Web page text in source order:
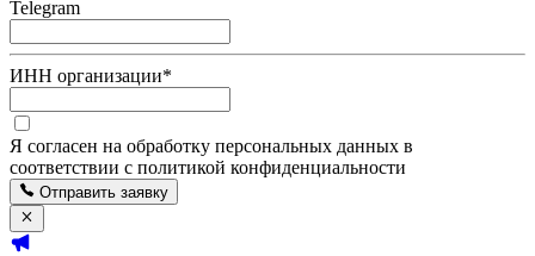
Telegram
ИНН организации*
Я согласен на обработку персональных данных в
соответствии с политикой конфиденциальности
Отправить заявку